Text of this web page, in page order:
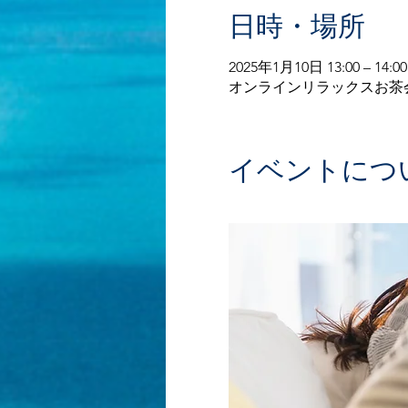
日時・場所
2025年1月10日 13:00 – 14:00
オンラインリラックスお茶
イベントにつ